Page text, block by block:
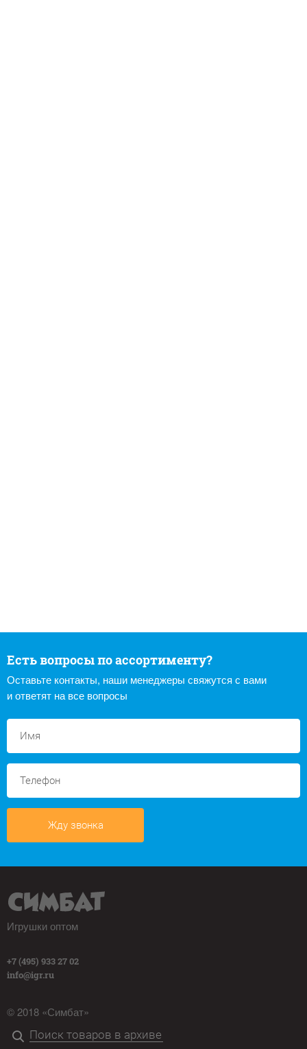
Есть вопросы по ассортименту?
Оставьте контакты, наши менеджеры свяжутся с вами
и ответят на все вопросы
Жду звонка
Игрушки оптом
+7 (495) 933 27 02
info@igr.ru
© 2018 «Симбат»